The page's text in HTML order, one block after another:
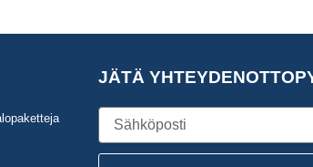
JÄTÄ
Sähköposti